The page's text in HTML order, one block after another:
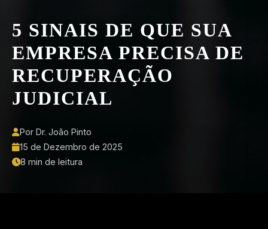
5 SINAIS DE QUE SUA
EMPRESA PRECISA DE
RECUPERAÇÃO
JUDICIAL
Por Dr. João Pinto
15 de Dezembro de 2025
8 min de leitura